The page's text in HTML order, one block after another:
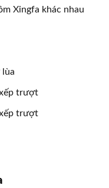
Xingfa khác nhau
lùa
trượt
trượt